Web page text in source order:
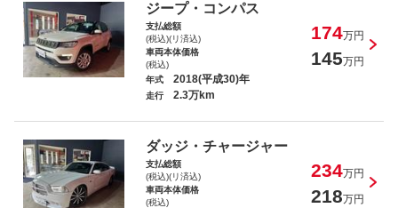
ダッジ ラム
ダッジ ラム ララミー
ジープ・コンパス
支払総額
(税込)(リ済込)
174万円
車両本体価格
(税込)
145万円
年式 2018(平成30)年
走行 2.3万km
ダッジ・チャージャー
支払総額
(税込)(リ済込)
234万円
車両本体価格
(税込)
218万円